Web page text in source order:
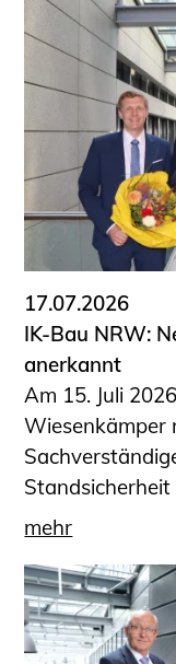
17.07.2026
IK-Bau NRW:
anerkannt
Am 15. Juli
Wiesenkämper
Standsicherheit
mehr